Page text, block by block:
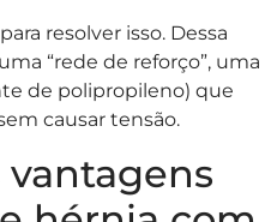
resolver isso. Dessa
“rede de reforço”, uma
de polipropileno) que
causar tensão.